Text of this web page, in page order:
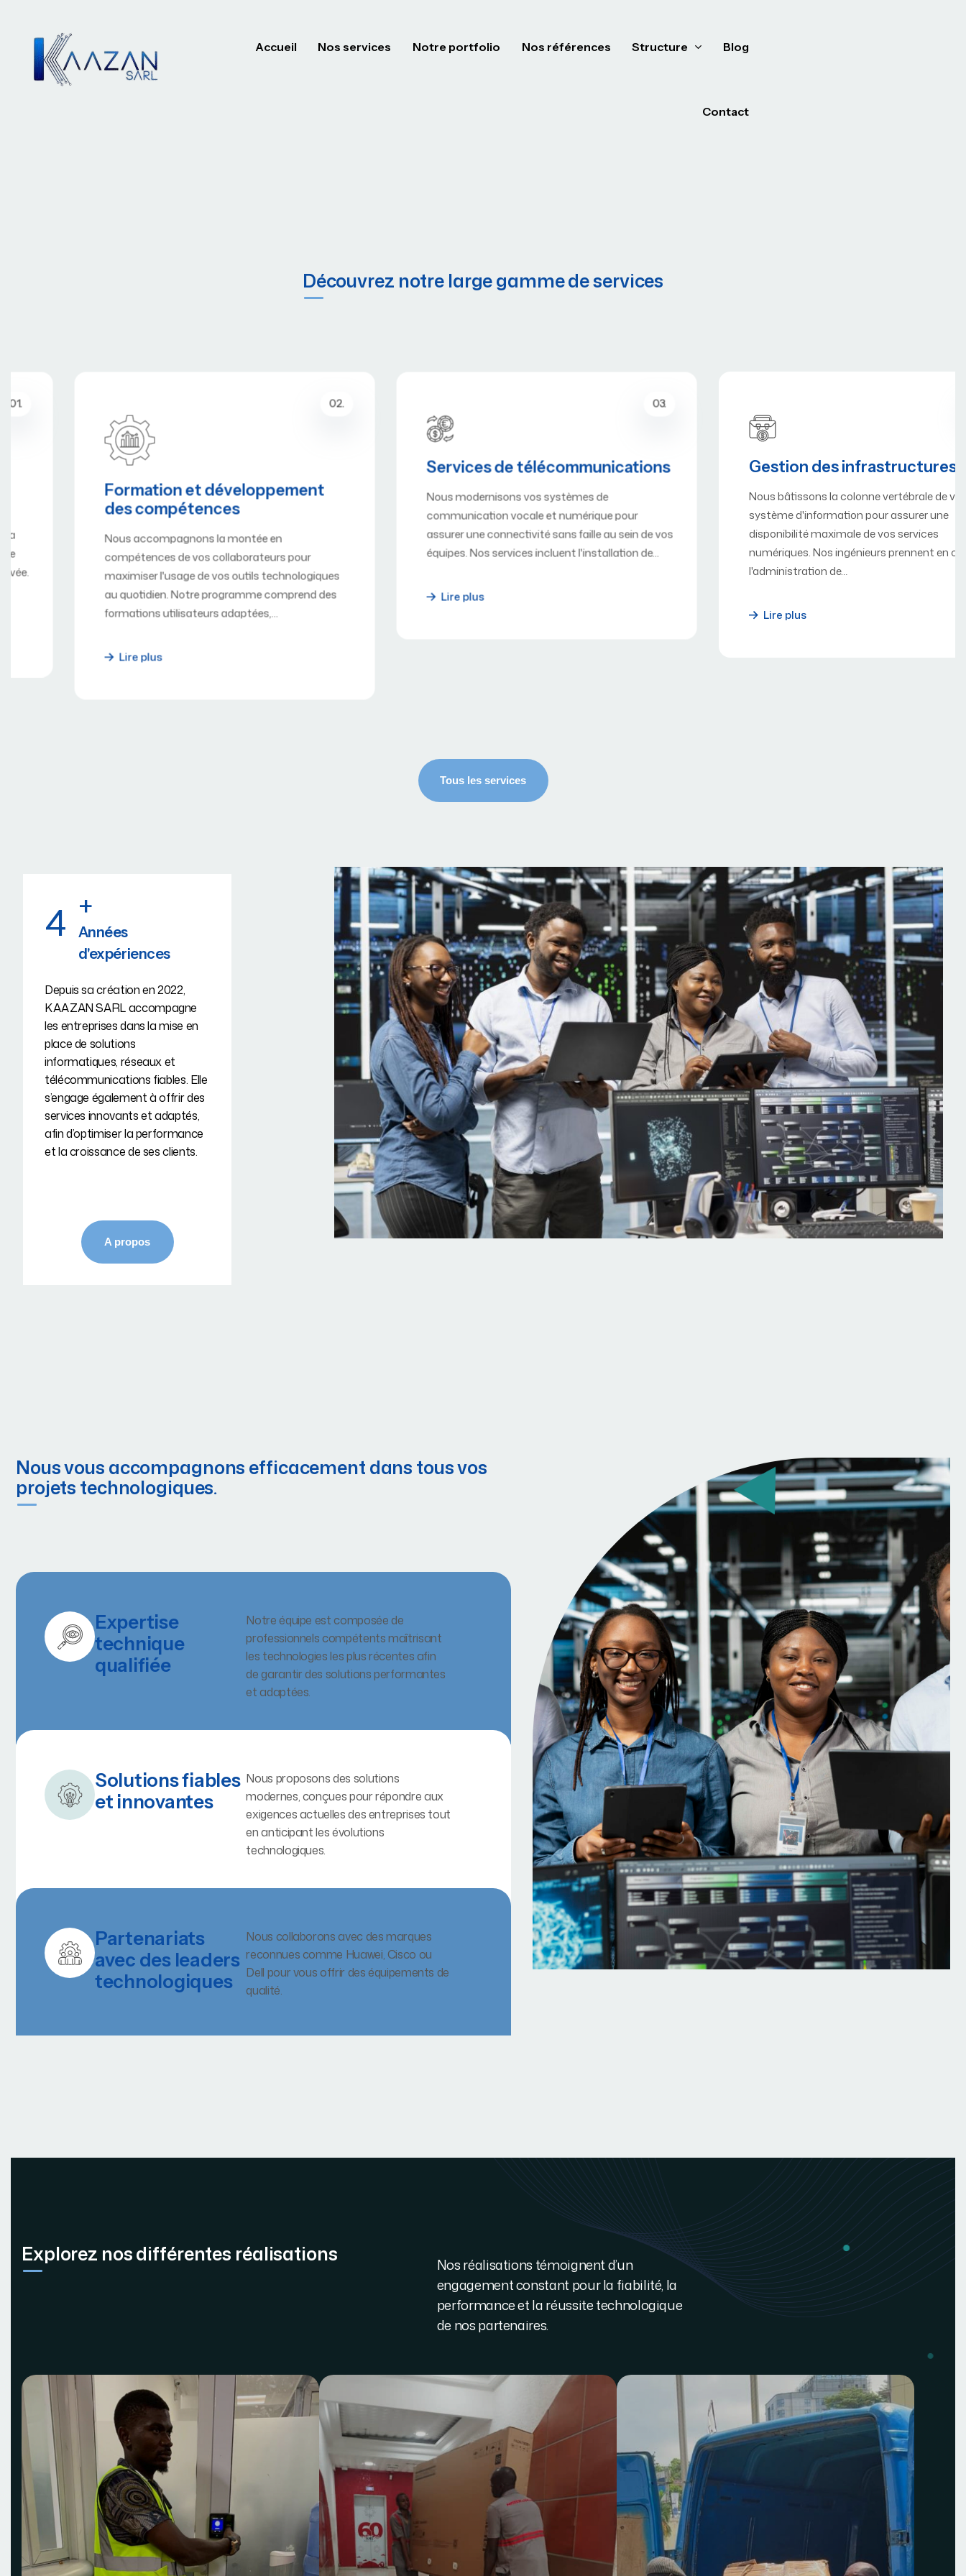
Accueil Nos services Notre portfolio Nos références Structure Blog
Contact
Découvrez notre large gamme de services
Formation et développement
Nous accompagnons la montée en
compétences de vos collaborateurs pour
maximiser l'usage de vos outils technologiques
au quotidien. Notre programme comprend des
Services de télécommunications
Nous modernisons vos systèmes de
communication vocale et numérique pour
assurer une connectivité sans faille au sein de vos
équipes. Nos services incluent l'installation de…
Nous bâtissons la colonne vertébrale de votre
système d'information pour assurer une
disponibilité maximale de vos services
numériques. Nos ingénieurs prennent en charge
4 +
Années
d'expériences
Depuis sa création en 2022,
KAAZAN SARL accompagne
les entreprises dans la mise en
place de solutions
informatiques, réseaux et
télécommunications fiables. Elle
s’engage également à offrir des
services innovants et adaptés,
afin d’optimiser la performance
et la croissance de ses clients.
Nous vous accompagnons efficacement dans tous vos
projets technologiques.
Expertise
technique
qualifiée
Notre équipe est composée de
professionnels compétents maîtrisant
les technologies les plus récentes afin
de garantir des solutions performantes
et adaptées.
Solutions fiables
et innovantes
Nous proposons des solutions
modernes, conçues pour répondre aux
exigences actuelles des entreprises tout
en anticipant les évolutions
technologiques.
Partenariats
avec des leaders
technologiques
Nous collaborons avec des marques
reconnues comme Huawei, Cisco ou
Dell pour vous offrir des équipements de
qualité.
Explorez nos différentes réalisations
Nos réalisations témoignent d’un
engagement constant pour la fiabilité, la
performance et la réussite technologique
de nos partenaires.